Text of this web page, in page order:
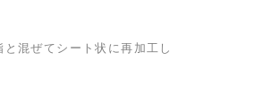
混ぜてシート状に再加工し